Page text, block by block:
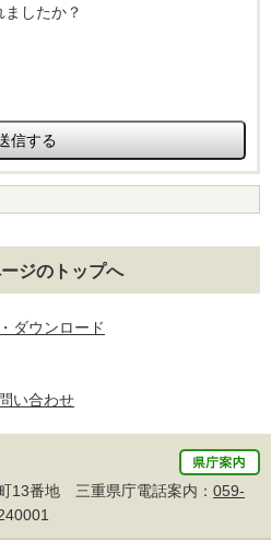
したか？
ジのトップへ
ダウンロード
い合わせ
13番地 三重県庁電話案内： 059-